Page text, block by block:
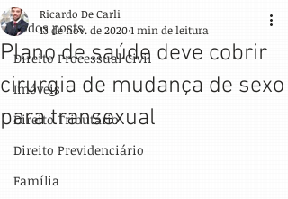
Todos posts
Direito Processual Civil
Imóveis
Direito Tributário
Direito Previdenciário
Família
Plano de saúde deve cobrir
cirurgia de mudança de sexo
para transexual
Ricardo De Carli
13 de nov. de 20201 min de leitura